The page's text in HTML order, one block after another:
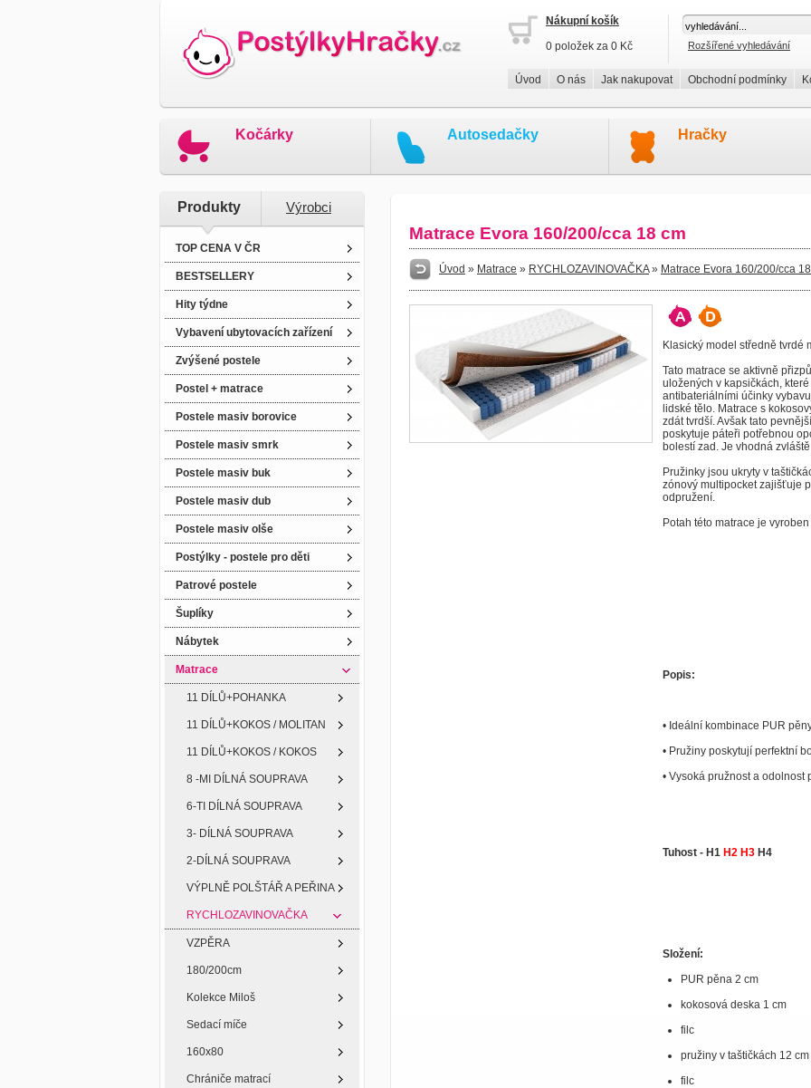
Nákupní košík
0 položek za 0 Kč
Rozšířené vyhledávání
Úvod O nás Jak nakupovat Obchodní podmínky
Kočárky Autosedačky Hračky
Produkty Výrobci
TOP CENA V ČR
BESTSELLERY
Hity týdne
Vybavení ubytovacích zařízení
Zvýšené postele
Postel + matrace
Postele masiv borovice
Postele masiv smrk
Postele masiv buk
Postele masiv dub
Postele masiv olše
Postýlky - postele pro děti
Patrové postele
Šuplíky
Nábytek
Matrace
11 DÍLŮ+POHANKA
11 DÍLŮ+KOKOS / MOLITAN
11 DÍLŮ+KOKOS / KOKOS
8 -MI DÍLNÁ SOUPRAVA
6-TI DÍLNÁ SOUPRAVA
3- DÍLNÁ SOUPRAVA
2-DÍLNÁ SOUPRAVA
VÝPLNĚ POLŠTÁŘ A PEŘINA
RYCHLOZAVINOVAČKA
VZPĚRA
180/200cm
Kolekce Miloš
Sedací míče
160x80
Chrániče matrací
Matrace Evora 160/200/cca 18 cm
Úvod » Matrace » RYCHLOZAVINOVAČKA» Matrace Evora 160/200/cca
Klasický model středně tvrdé
Tato matrace se aktivně
uložených v kapsičkách,
antibateriálními účinky
lidské tělo. Matrace s
zdát tvrdší. Avšak tato
poskytuje páteři potřebnou
bolestí zad. Je vhodná
Pružinky jsou ukryty v
zónový multipocket zajišťuje
odpružení.
Potah této matrace je
Popis:
• Ideální kombinace PUR
• Pružiny poskytují perfektní
• Vysoká pružnost a odolnost
Tuhost - H1 H2 H3 H4
Složení:
PUR pěna 2 cm
kokosová deska 1 cm
filc
pružiny v taštičkách 12 cm
filc